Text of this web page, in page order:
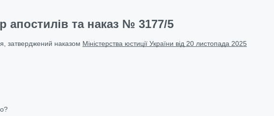
апостилів та наказ № 3177/5
затверджений наказом Міністерства юстиції України від 20 листопада 2025